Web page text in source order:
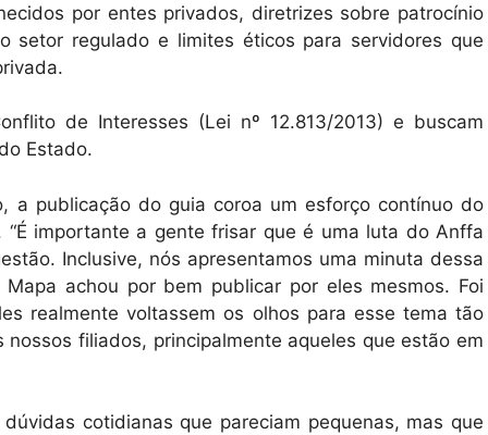
por entes privados, diretrizes sobre patrocínio
setor regulado e limites éticos para servidores que
de Interesses (Lei nº 12.813/2013) e buscam
Estado.
a publicação do guia coroa um esforço contínuo do
importante a gente frisar que é uma luta do Anffa
Inclusive, nós apresentamos uma minuta dessa
achou por bem publicar por eles mesmos. Foi
realmente voltassem os olhos para esse tema tão
filiados, principalmente aqueles que estão em
cotidianas que pareciam pequenas, mas que